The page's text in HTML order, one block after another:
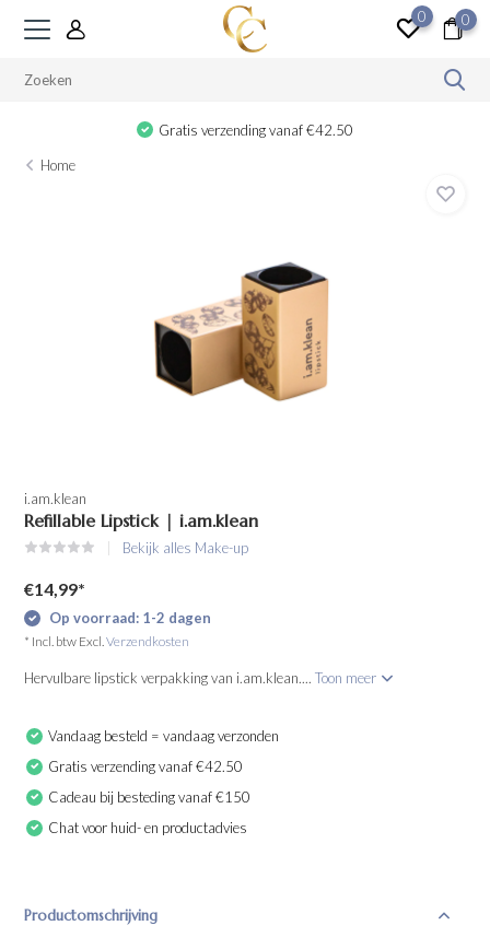
0 0
Gratis verzending vanaf €42.50
Home
i.am.klean
Refillable Lipstick | i.am.klean
Bekijk alles Make-up
€14,99*
Op voorraad: 1-2 dagen
* Incl. btw Excl.Verzendkosten
Hervulbare lipstick verpakking van i.am.klean....Toon meer
Vandaag besteld = vandaag verzonden
Gratis verzending vanaf €42.50
Cadeau bij besteding vanaf €150
Chat voor huid- en productadvies
Productomschrijving